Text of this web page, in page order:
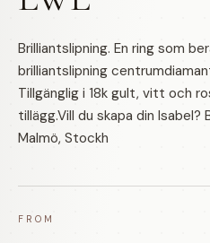
Brilliantslipning. En ring som
brilliantslipning
Tillgänglig i 18k gult, vitt och
tillägg.Vill du skapa din
Malmö, Stockh
FROM